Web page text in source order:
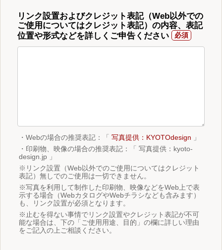
リンク設置およびクレジット表記（Web以外での
ご使用についてはクレジット表記）の内容、表記
位置や形式などを詳しくご申告ください
・Webの場合の推奨表記：「 写真提供：KYOTOdesign 」
・印刷物、映像の場合の推奨表記：「 写真提供：kyoto-
design.jp 」
※リンク設置（Web以外でのご使用についてはクレジット
表記）無しでのご使用は一切できません。
※写真を利用して制作した印刷物、映像などをWeb上で表
示する場合（WebカタログやWebチラシなども含みます）
も、リンク設置が必須となります。
※止むを得ない事情でリンク設置やクレジット表記が不可
能な場合は、下の「ご使用用途、目的」の欄に詳しい理由
をご記入の上ご相談ください。